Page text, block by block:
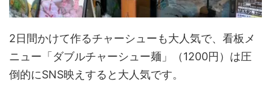
2日間かけて作るチャーシューも大人気で、看板メ
ニュー「ダブルチャーシュー麺」（1200円）は圧
倒的にSNS映えすると大人気です。